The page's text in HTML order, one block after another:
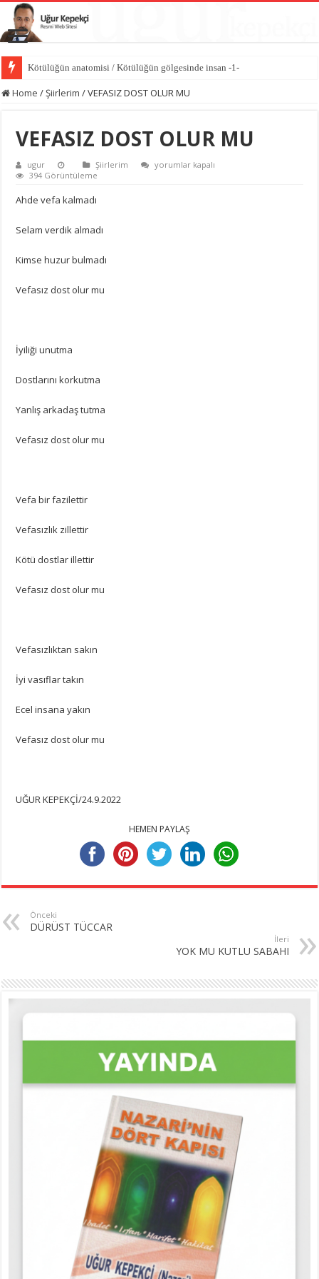
Kötülüğün anatomisi / Kötülüğün gölgesinde insan -1-
Dünyayı değiştiren sessiz güç iyiliktir / İyilik Medeniyeti -10-
Home /Şiirlerim /VEFASIZ DOST OLUR MU
VEFASIZ DOST OLUR MU
ugur Şiirlerim
VEFASIZ
yorumlar kapalı
394 Görüntüleme
Ahde vefa kalmadı
Selam verdik almadı
Kimse huzur bulmadı
Vefasız dost olur mu
İyiliği unutma
Dostlarını korkutma
Yanlış arkadaş tutma
Vefasız dost olur mu
Vefa bir fazilettir
Vefasızlık zillettir
Kötü dostlar illettir
Vefasız dost olur mu
Vefasızlıktan sakın
İyi vasıflar takın
Ecel insana yakın
Vefasız dost olur mu
UĞUR KEPEKÇİ/24.9.2022
HEMEN PAYLAŞ
Önceki
DÜRÜST TÜCCAR
İleri
YOK MU KUTLU SABAHI